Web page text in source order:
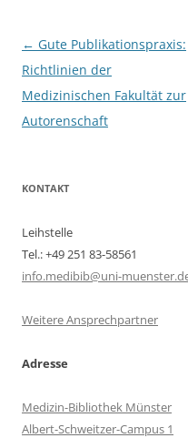
Beitragsnavigation
← Gute Publikationspraxis:
Richtlinien der
Medizinischen Fakultät zur
Autorenschaft
KONTAKT
Leihstelle
Tel.: +49 251 83-58561
info.medibib@uni-
Weitere Ansprechpartner
Adresse
Medizin-Bibliothek Münster
Albert-Schweitzer-Campus 1